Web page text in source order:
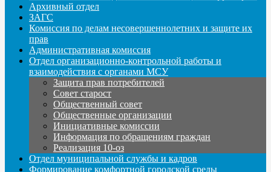
Архивный отдел
ЗАГС
Комиссия по делам несовершеннолетних и защите их
прав
Административная комиссия
Отдел организационно-контрольной работы и
взаимодействия с органами МСУ
Защита прав потребителей
Совет старост
Общественный совет
Общественные организации
Инициативные комиссии
Информация по обращениям граждан
Реализация 10-оз
Отдел муниципальной службы и кадров
Формирование комфортной городской среды